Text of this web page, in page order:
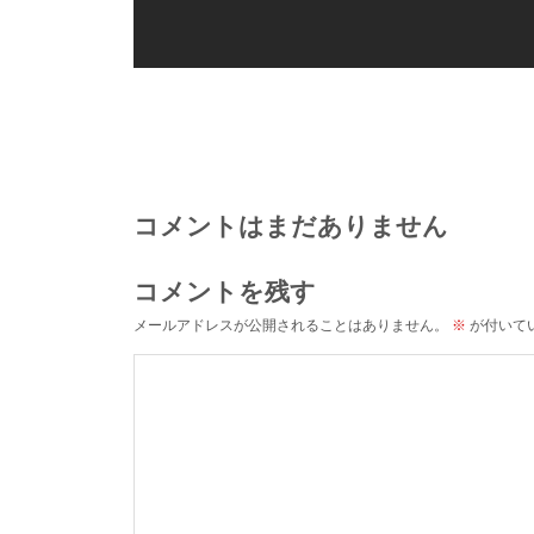
コメントはまだありません
コメントを残す
メールアドレスが公開されることはありません。 ※ が付いて